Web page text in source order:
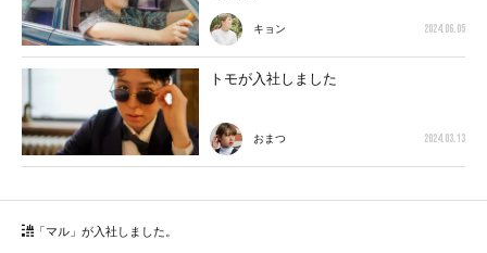
キョン 2024.06.05
トモが入社しました
おまつ 2024.03.13
「マル」が入社しました。